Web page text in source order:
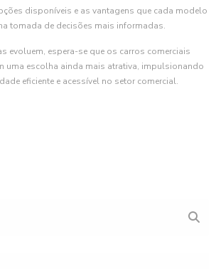
disponíveis e as vantagens que cada modelo
tomada de decisões mais informadas.
evoluem, espera-se que os carros comerciais
uma escolha ainda mais atrativa, impulsionando
eficiente e acessível no setor comercial.